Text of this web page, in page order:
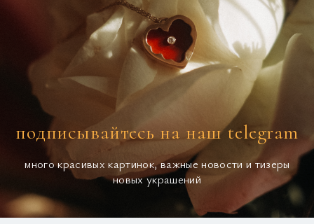
подписывайтесь на наш telegram
много красивых картинок, важные новости и тизеры
новых украшений